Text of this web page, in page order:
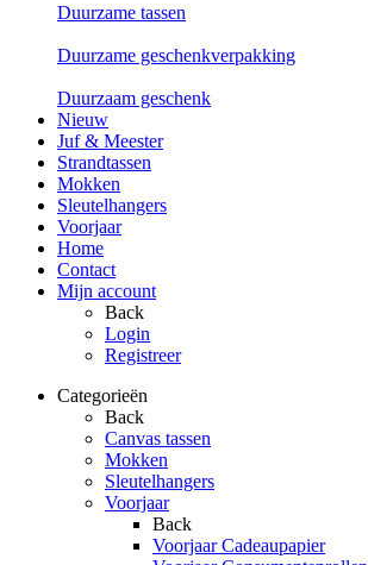
Duurzame tassen
Duurzame geschenkverpakking
Duurzaam geschenk
Nieuw
Juf & Meester
Strandtassen
Mokken
Sleutelhangers
Voorjaar
Home
Contact
Mijn account
Back
Login
Registreer
Categorieën
Back
Canvas tassen
Mokken
Sleutelhangers
Voorjaar
Back
Voorjaar Cadeaupapier